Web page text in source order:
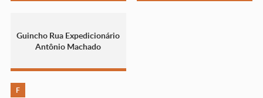
Guincho Rua Expedicionário
Antônio Machado
F